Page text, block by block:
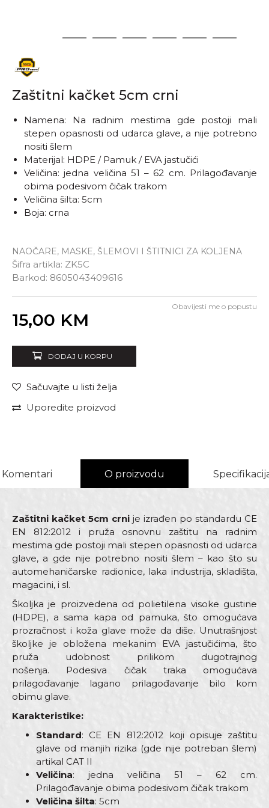
2 3 4 5 6 7
Zaštitni kačket 5cm crni
NAOČARE, MASKE, ŠLEMOVI I ŠTITNICI ZA KOLJENA
Šifra artikla: ZK5C
Barkod: 8605043409616
Namena: Na radnim mestima gde postoji mali
stepen opasnosti od udarca glave, a nije potrebno
nositi šlem
Materijal: HDPE / Pamuk / EVA jastučići
Veličina: jedna veličina 51 – 62 cm. Prilagođavanje
obima podesivom čičak trakom
Veličina šilta: 5cm
Boja: crna
15,00 KM
Obavijesti me o popustu
DODAJ U KORPU
Sačuvajte u listi želja
Uporedite proizvod
Komentari O proizvodu
Zaštitni kačket 5cm crni je izrađen po standardu CE
EN 812:2012 i pruža osnovnu zaštitu na radnim
mestima gde postoji mali stepen opasnosti od udarca
glave, a gde nije potrebno nositi šlem – kao što su
automehaničarske radionice, laka industrija, skladišta,
magacini, i sl.
Školjka je proizvedena od polietilena visoke gustine
(HDPE), a sama kapa od pamuka, što omogućava
prozračnost i koža glave može da diše. Unutrašnjost
školjke je obložena mekanim EVA jastučićima, što
pruža udobnost prilikom dugotrajnog
nošenja. Podesiva čičak traka omogućava
prilagođavanje lagano prilagođavanje bilo kom
obimu glave.
Karakteristike:
Standard: CE EN 812:2012 koji opisuje zaštitu
glave od manjih rizika (gde nije potreban šlem)
artikal CAT II
Veličina: jedna veličina 51 – 62 cm.
Prilagođavanje obima podesivom čičak trakom
Veličina šilta: 5cm